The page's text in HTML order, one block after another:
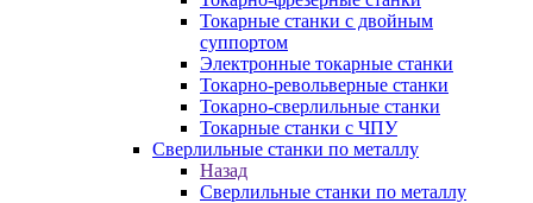
Токарные станки с двойным
суппортом
Электронные токарные станки
Токарно-револьверные станки
Токарно-сверлильные станки
Токарные станки с ЧПУ
Сверлильные станки по металлу
Назад
Сверлильные станки по металлу